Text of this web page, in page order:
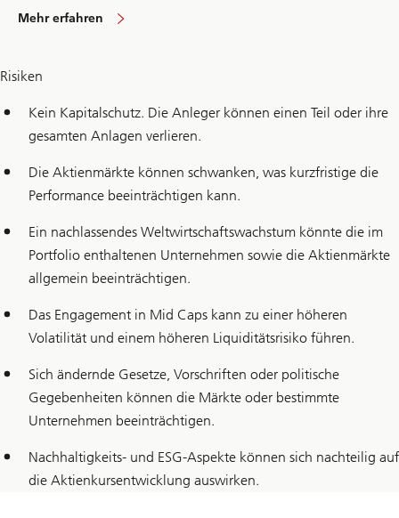
Mehr erfahren
Risiken
Kein Kapitalschutz. Die Anleger können einen Teil oder ihre
gesamten Anlagen verlieren.
Die Aktienmärkte können schwanken, was kurzfristige die
Performance beeinträchtigen kann.
Ein nachlassendes Weltwirtschaftswachstum könnte die im
Portfolio enthaltenen Unternehmen sowie die Aktienmärkte
allgemein beeinträchtigen.
Das Engagement in Mid Caps kann zu einer höheren
Volatilität und einem höheren Liquiditätsrisiko führen.
Sich ändernde Gesetze, Vorschriften oder politische
Gegebenheiten können die Märkte oder bestimmte
Unternehmen beeinträchtigen.
Nachhaltigkeits- und ESG-Aspekte können sich nachteilig auf
die Aktienkursentwicklung auswirken.